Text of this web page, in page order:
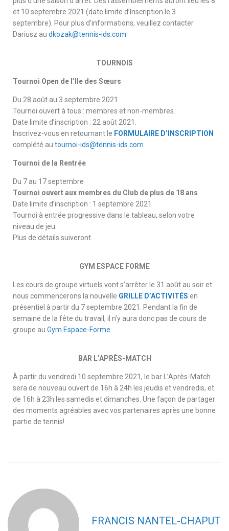
et 10 septembre 2021 (date limite d’Inscription le 3
septembre). Pour plus d’informations, veuillez contacter
Dariusz au dkozak@tennis-ids.com
TOURNOIS
Tournoi Open de l’Ile des Sœurs
Du 28 août au 3 septembre 2021.
Tournoi ouvert à tous : membres et non-membres.
Date limite d’inscription : 22 août 2021.
Inscrivez-vous en retournant le FORMULAIRE D’INSCRIPTION
complété au tournoi-ids@tennis-ids.com
Tournoi de la Rentrée
Du 7 au 17 septembre
Tournoi ouvert aux membres du Club de plus de 18 ans
Date limite d’inscription : 1 septembre 2021
Tournoi à entrée progressive dans le tableau, selon votre
niveau de jeu.
Plus de détails suiveront.
GYM ESPACE FORME
Les cours de groupe virtuels vont s’arrêter le 31 août au soir et
nous commencerons la nouvelle GRILLE D’ACTIVITÉS en
présentiel à partir du 7 septembre 2021. Pendant la fin de
semaine de la fête du travail, il n’y aura donc pas de cours de
groupe au Gym Espace-Forme.
BAR L’APRÈS-MATCH
À partir du vendredi 10 septembre 2021, le bar L’Après-Match
sera de nouveau ouvert de 16h à 24h les jeudis et vendredis, et
de 16h à 23h les samedis et dimanches. Une façon de partager
des moments agréables avec vos partenaires après une bonne
partie de tennis!
FRANCIS NANTEL-CHAPUT